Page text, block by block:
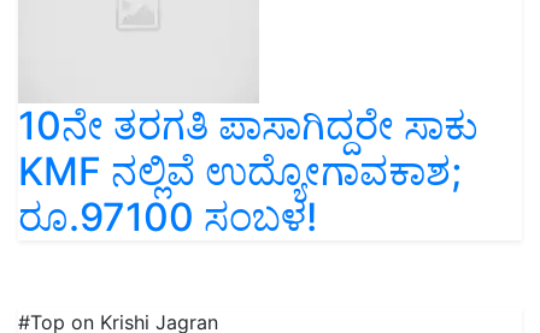
10ನೇ ತರಗತಿ ಪಾಸಾಗಿದ್ದರೇ ಸಾಕು
KMF ನಲ್ಲಿವೆ ಉದ್ಯೋಗಾವಕಾಶ;
ರೂ.97100 ಸಂಬಳ!
#Top on Krishi Jagran